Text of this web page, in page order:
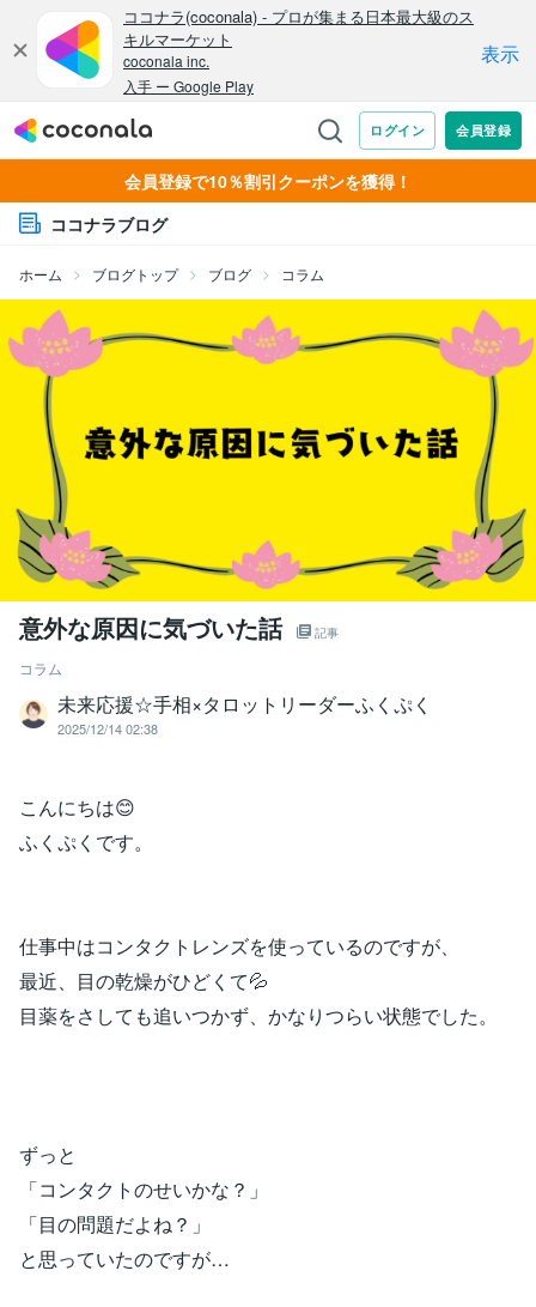
会員登録で10％割引クーポンを獲得！
ココナラブログ
ホーム ブログトップ ブログ コラム
意外な原因に気づいた話 記事
コラム
未来応援☆手相×タロットリーダーふくぷく
2025/12/14 02:38
こんにちは😊
ふくぷくです。
仕事中はコンタクトレンズを使っているのですが、
最近、目の乾燥がひどくて💦
目薬をさしても追いつかず、かなりつらい状態でした。
ずっと
「コンタクトのせいかな？」
「目の問題だよね？」
と思っていたのですが…